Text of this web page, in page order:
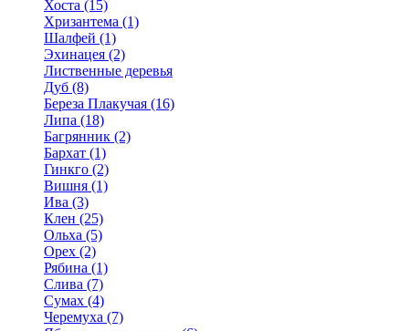
Хоста (15)
Хризантема (1)
Шалфей (1)
Эхинацея (2)
Лиственные деревья
Дуб (8)
Береза Плакучая (16)
Липа (18)
Багрянник (2)
Бархат (1)
Гинкго (2)
Вишня (1)
Ива (3)
Клен (25)
Ольха (5)
Орех (2)
Рябина (1)
Слива (7)
Сумах (4)
Черемуха (7)